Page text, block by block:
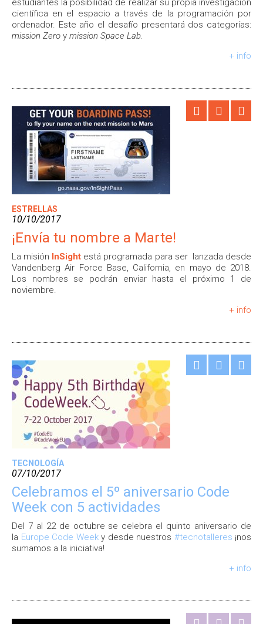
estudiantes la posibilidad de realizar su propia investigación
científica en el espacio a través de la programación por
ordenador. Este año el desafío presentará dos categorías:
mission Zero y mission Space Lab.
+ info
ESTRELLAS
10/10/2017
¡Envía tu nombre a Marte!
La misión InSight está programada para ser lanzada desde
Vandenberg Air Force Base, California, en mayo de 2018.
Los nombres se podrán enviar hasta el próximo 1 de
noviembre.
+ info
TECNOLOGÍA
07/10/2017
Celebramos el 5º aniversario Code
Week con 5 actividades
Del 7 al 22 de octubre se celebra el quinto aniversario de
la Europe Code Weeky desde nuestros #tecnotalleres ¡nos
sumamos a la iniciativa!
+ info